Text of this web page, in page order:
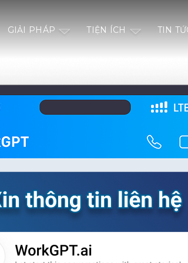
GIẢI PHÁP TIỆN ÍCH TIN